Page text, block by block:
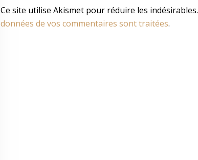
Ce site utilise Akismet pour réduire les indésirables.
données de vos commentaires sont traitées.